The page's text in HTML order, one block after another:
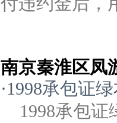
南京秦淮区凤
·1998承包证
1998承包